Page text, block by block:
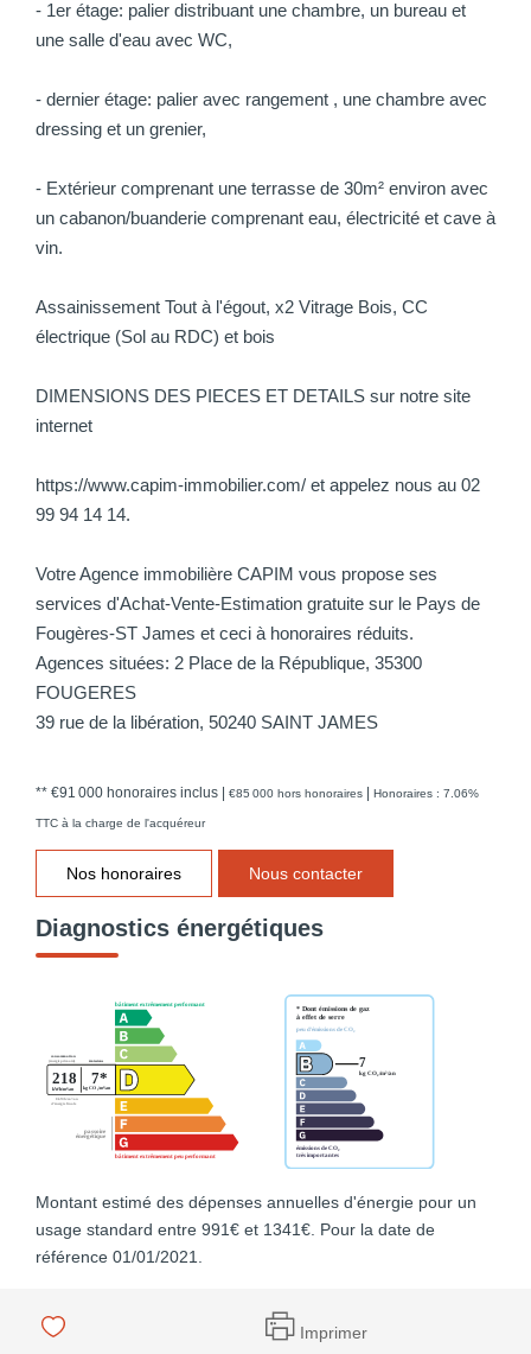
- 1er étage: palier distribuant une chambre, un bureau et
une salle d'eau avec WC,
- dernier étage: palier avec rangement , une chambre avec
dressing et un grenier,
- Extérieur comprenant une terrasse de 30m² environ avec
un cabanon/buanderie comprenant eau, électricité et cave à
vin.
Assainissement Tout à l'égout, x2 Vitrage Bois, CC
électrique (Sol au RDC) et bois
DIMENSIONS DES PIECES ET DETAILS sur notre site
internet
https://www.capim-immobilier.com/ et appelez nous au 02
99 94 14 14.
Votre Agence immobilière CAPIM vous propose ses
services d'Achat-Vente-Estimation gratuite sur le Pays de
Fougères-ST James et ceci à honoraires réduits.
Agences situées: 2 Place de la République, 35300
FOUGERES
39 rue de la libération, 50240 SAINT JAMES
** €91 000 honoraires inclus | €85 000 hors honoraires | Honoraires : 7.06%
TTC à la charge de l'acquéreur
Nos honoraires Nous contacter
Diagnostics énergétiques
Montant estimé des dépenses annuelles d'énergie pour un
usage standard entre 991€ et 1341€. Pour la date de
référence 01/01/2021.
Imprimer